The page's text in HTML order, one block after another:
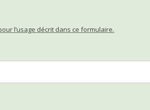
l’usage décrit dans ce formulaire.